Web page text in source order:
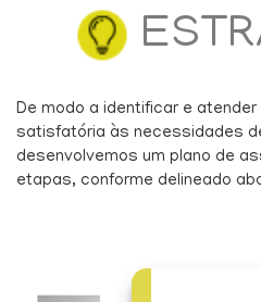
De modo a identificar e
satisfatória às necessidades
desenvolvemos um plano de
etapas, conforme delineado